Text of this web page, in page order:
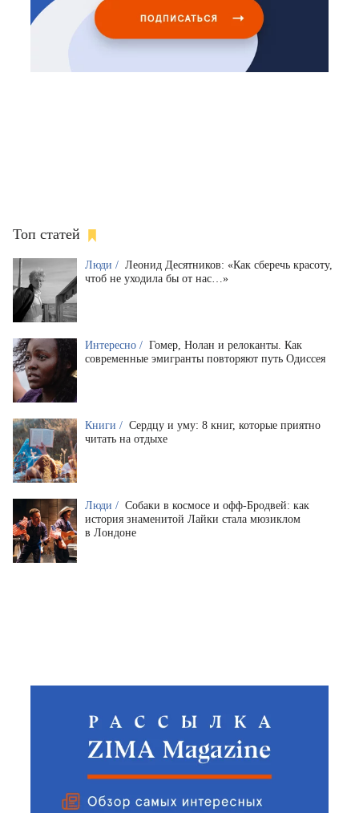
Топ статей
Люди / Леонид Десятников: «Как сберечь красоту,
чтоб не уходила бы от нас…»
Интересно / Гомер, Нолан и релоканты. Как
современные эмигранты повторяют путь Одиссея
Книги / Сердцу и уму: 8 книг, которые приятно
читать на отдыхе
Люди / Собаки в космосе и офф-Бродвей: как
история знаменитой Лайки стала мюзиклом
в Лондоне